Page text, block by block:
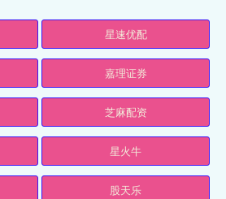
星速优配
嘉理证券
芝麻配资
星火牛
股天乐